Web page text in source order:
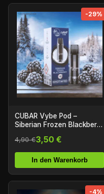
-29%
CUBAR Vybe Pod –
Siberian Frozen Blackberry
4,90 €3,50 €
In den Warenkorb
-4%